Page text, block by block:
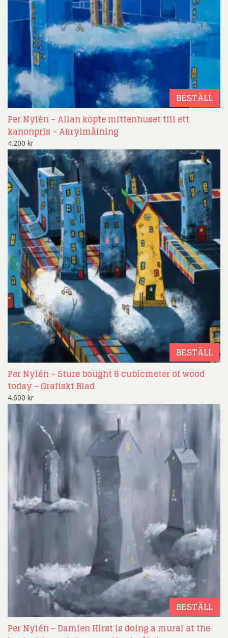
BESTÄLL
Per Nylén – Allan köpte mittenhuset till ett
kanonpris – Akrylmålning
4.200 kr
BESTÄLL
Per Nylén – Sture bought 8 cubicmeter of wood
today – Grafiskt Blad
4.600 kr
BESTÄLL
Per Nylén – Damien Hirst is doing a mural at the